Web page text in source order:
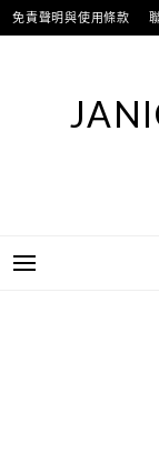
跳
至
免責聲明與使用條款